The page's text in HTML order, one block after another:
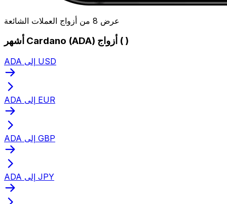
عرض 8 من أزواج العملات الشائعة
أشهر Cardano (ADA) أزواج ( )
ADA إلى USD
ADA إلى EUR
ADA إلى GBP
ADA إلى JPY